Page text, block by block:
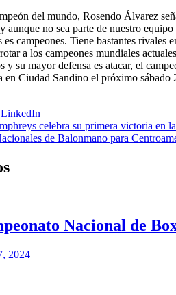
del mundo, Rosendo Álvarez
aunque no sea parte de nuestro
campeones. Tiene bastantes
a los campeones mundiales
y su mayor defensa es atacar, el
en Ciudad Sandino el próximo
LinkedIn
celebra su primera victoria en
de Balonmano para
Nacional de
2024